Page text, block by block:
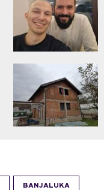
0
BANJALUKA